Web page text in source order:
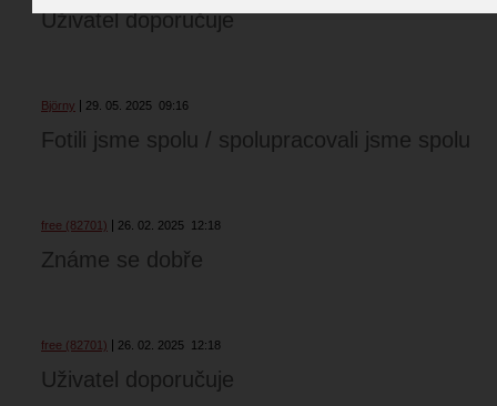
Uživatel doporučuje
Björny 29. 05. 2025 09:16
Fotili jsme spolu / spolupracovali jsme spolu
free (82701) 26. 02. 2025 12:18
Známe se dobře
free (82701) 26. 02. 2025 12:18
Uživatel doporučuje